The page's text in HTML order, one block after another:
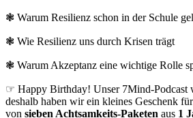
❃ Warum Resilienz schon in der Schule
❃ Wie Resilienz uns durch Krisen trägt
❃ Warum Akzeptanz eine wichtige Rolle
☞ Happy Birthday! Unser 7Mind-Podcast
deshalb haben wir ein kleines Geschenk
von sieben Achtsamkeits-Paketen aus 1